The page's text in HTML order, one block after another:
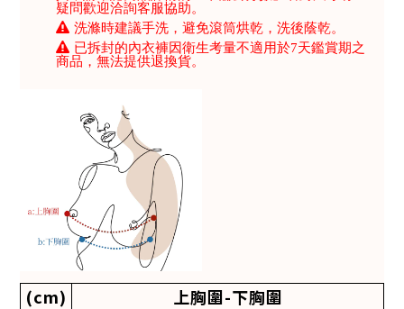
疑問歡迎洽詢客服協助。
洗滌時建議手洗，避免滾筒烘乾，洗後蔭乾。
已拆封的內衣褲因衛生考量不適用於7天鑑賞期之
商品，無法提供退換貨。
(cm)
上胸圍-下胸圍